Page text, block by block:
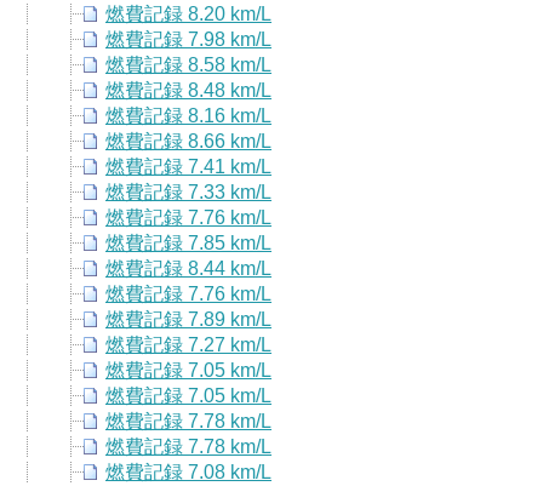
燃費記録 8.20 km/L
燃費記録 7.98 km/L
燃費記録 8.58 km/L
燃費記録 8.48 km/L
燃費記録 8.16 km/L
燃費記録 8.66 km/L
燃費記録 7.41 km/L
燃費記録 7.33 km/L
燃費記録 7.76 km/L
燃費記録 7.85 km/L
燃費記録 8.44 km/L
燃費記録 7.76 km/L
燃費記録 7.89 km/L
燃費記録 7.27 km/L
燃費記録 7.05 km/L
燃費記録 7.05 km/L
燃費記録 7.78 km/L
燃費記録 7.78 km/L
燃費記録 7.08 km/L